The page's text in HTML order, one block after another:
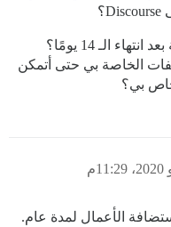
الـ 14 يومًا؟
الخاصة بي حتى أتمكن